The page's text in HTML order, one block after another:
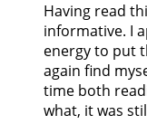
Having read
informative. I
energy to put
again find
time both
what, it was